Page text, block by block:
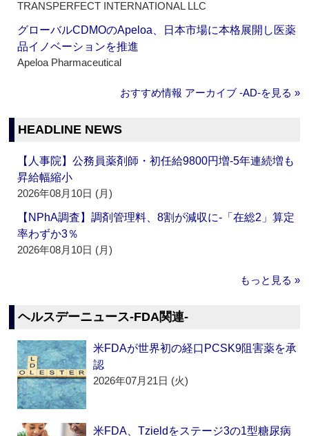
TRANSPERFECT INTERNATIONAL LLC
グローバルCDMOのApeloa、日本市場に本格展開し医薬
品イノベーションを推進
Apeloa Pharmaceutical
おすすめ情報 アーカイブ ‐AD‐を見る »
HEADLINE NEWS
【人事院】公務員薬剤師・初任給9800円増‐5年連続増も
昇給幅縮小
2026年08月10日 (月)
【NPhA調査】調剤管理料、8割が減収に‐「在総2」算定
率わずか3％
2026年08月10日 (月)
もっと見る »
ヘルスデーニュース‐FDA関連‐
米FDAが世界初の経口PCSK9阻害薬を承
認
2026年07月21日 (火)
米FDA、Tzieldをステージ3の1型糖尿病